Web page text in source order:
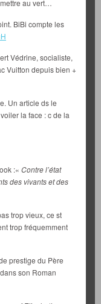
au vert…
BiBi compte les
Védrine, socialiste,
Vuitton depuis bien +
Un article ds le
la face : c de la
:« Contre l’état
des vivants et des
trop vieux, ce st
trop fréquemment
prestige du Père
son Roman